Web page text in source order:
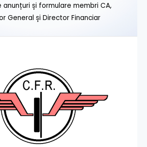
și formulare membri CA,
General și Director Financiar